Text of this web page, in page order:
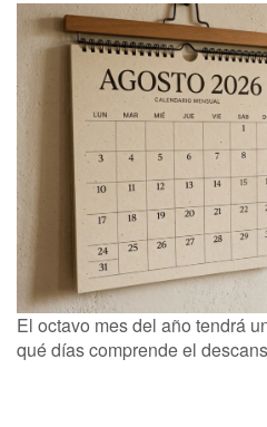
El octavo mes del año tendrá
qué días comprende el